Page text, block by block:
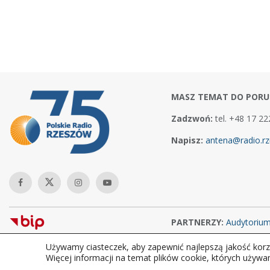
MASZ TEMAT DO
Zadzwoń: tel. +48 17
Napisz:
PARTNERZY:
Copyright © 2026Polskie Radio Rzeszów S.A. w likwidacj.
Używamy ciasteczek, aby zapewnić najlepszą jakość
Więcej informacji na temat plików cookie, których